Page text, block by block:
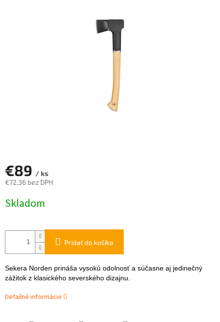
€89 / ks
€72,36 bez DPH
cena:
Skladom
Pridať do košíka
Sekera Norden prináša vysokú odolnosť a súčasne aj jedinečný
zážitok z klasického severského dizajnu.
Detailné informácie